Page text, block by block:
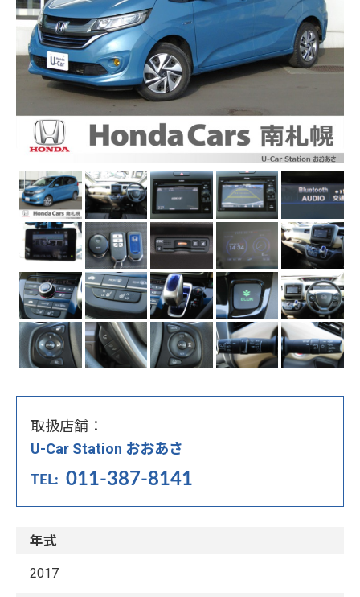
取扱店舗：
U-Car Station おおあさ
011-387-8141
年式
2017